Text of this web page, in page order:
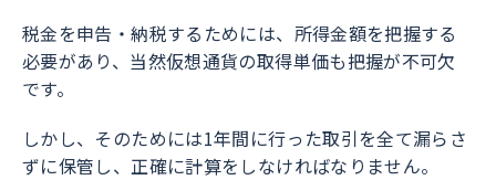
税金を申告・納税するためには、所得金額を把握する
必要があり、当然仮想通貨の取得単価も把握が不可欠
です。
しかし、そのためには1年間に行った取引を全て漏らさ
ずに保管し、正確に計算をしなければなりません。